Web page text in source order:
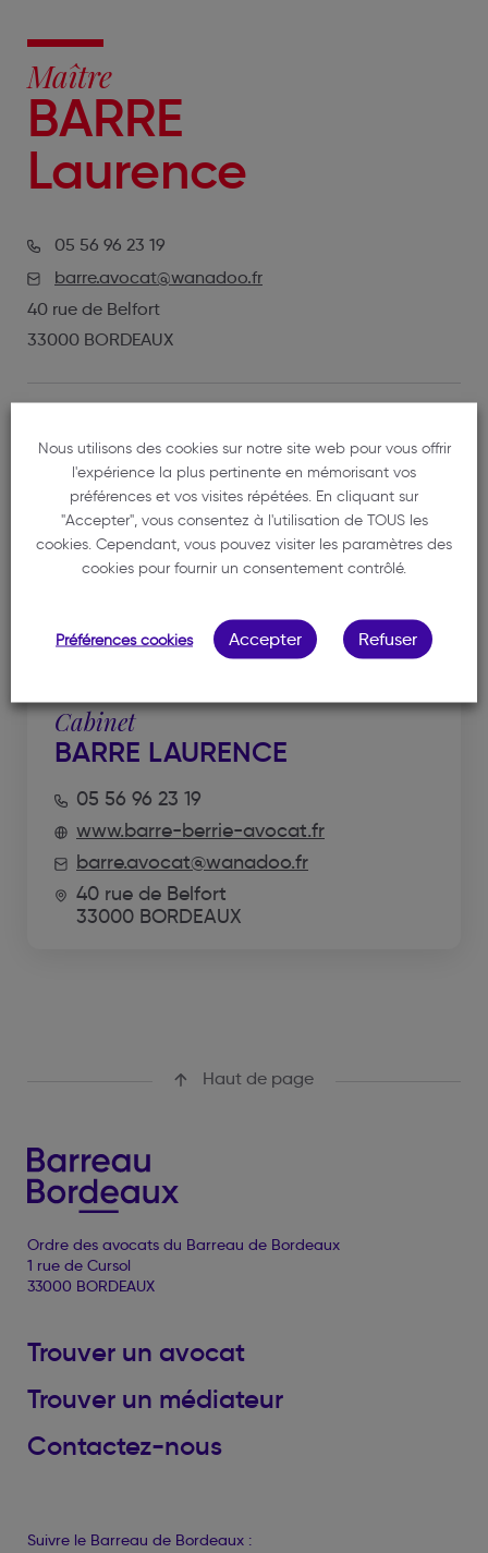
Maître
BARRE
Laurence
05 56 96 23 19
barre.avocat@wanadoo.fr
40 rue de Belfort
33000 BORDEAUX
CASE 15
ANNÉE DE SERMENT 1999
Cabinet
BARRE LAURENCE
05 56 96 23 19
www.barre-berrie-avocat.fr
barre.avocat@wanadoo.fr
40 rue de Belfort
33000 BORDEAUX
Haut de page
Ordre des avocats du Barreau de Bordeaux
1 rue de Cursol
33000 BORDEAUX
Trouver un avocat
Trouver un médiateur
Contactez-nous
Suivre le Barreau de Bordeaux :
Nous utilisons des cookies sur notre site web pour vous offrir
l'expérience la plus pertinente en mémorisant vos
préférences et vos visites répétées. En cliquant sur
"Accepter", vous consentez à l'utilisation de TOUS les
cookies. Cependant, vous pouvez visiter les paramètres des
cookies pour fournir un consentement contrôlé.
Préférences cookies Accepter Refuser